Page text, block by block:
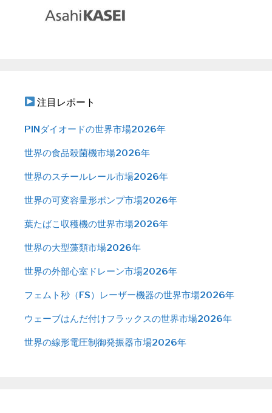
注目レポート
PINダイオードの世界市場2026年
世界の食品殺菌機市場2026年
世界のスチールレール市場2026年
世界の可変容量形ポンプ市場2026年
葉たばこ収穫機の世界市場2026年
世界の大型藻類市場2026年
世界の外部心室ドレーン市場2026年
フェムト秒（FS）レーザー機器の世界市場2026年
ウェーブはんだ付けフラックスの世界市場2026年
世界の線形電圧制御発振器市場2026年